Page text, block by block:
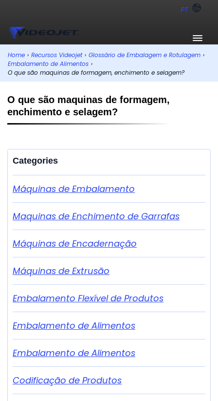
PT
Home › Recursos Videojet › Glossário de Embalagem e Rotulagem ›
Embalamento de Alimentos ›
O que são maquinas de formagem, enchimento e selagem?
O que são maquinas de formagem,
enchimento e selagem?
Categories
Máquinas de Embalamento
Maquinas de Enchimento de Garrafas
Máquinas de Encadernação
Máquinas de Extrusão
Embalamento Flexível de Produtos
Embalamento de Alimentos
Embalamento de Alimentos
Codificação de Produtos